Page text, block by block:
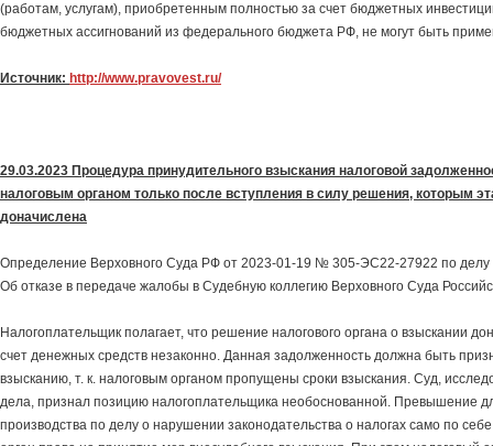
(работам, услугам), приобретенным полностью за счет бюджетных
бюджетных ассигнований из федерального бюджета РФ, не могут быть
Источник: http://www.pravovest.ru/
29.03.2023 Процедура принудительного взыскания налоговой
налоговым органом только после вступления в силу решения, которым
доначислена
Определение Верховного Суда РФ от 2023-01-19 № 305-ЭС22-27922 по
Об отказе в передаче жалобы в Судебную коллегию Верховного Суда
Налогоплательщик полагает, что решение налогового органа о взыскании
счет денежных средств незаконно. Данная задолженность должна быть
взысканию, т. к. налоговым органом пропущены сроки взыскания. Суд,
дела, признал позицию налогоплательщика необоснованной. Превышение
производства по делу о нарушении законодательства о налогах само по